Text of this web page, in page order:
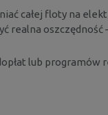
całej floty na
realna oszczędność
lub programów